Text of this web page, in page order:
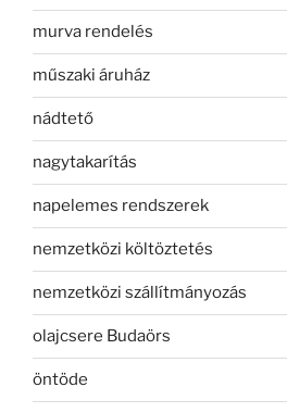
murva rendelés
műszaki áruház
nádtető
nagytakarítás
napelemes rendszerek
nemzetközi költöztetés
nemzetközi szállítmányozás
olajcsere Budaörs
öntöde